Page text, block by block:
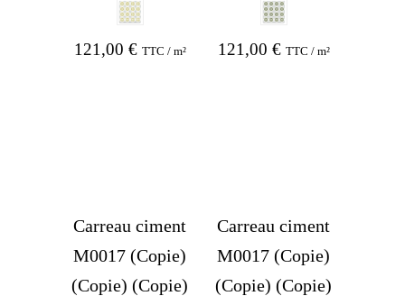
121,00 € TTC / m² 121,00 € TTC / m²
Carreau ciment
M0017 (Copie)
(Copie) (Copie)
Carreau ciment
M0017 (Copie)
(Copie) (Copie)